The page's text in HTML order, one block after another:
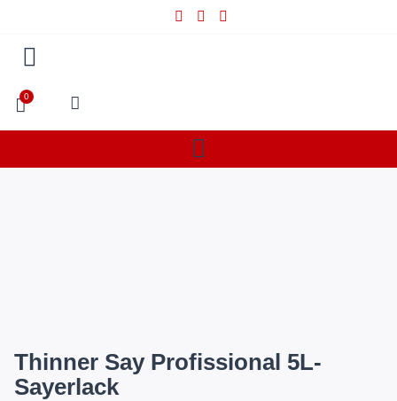
0
Thinner Say Profissional 5L-
Sayerlack